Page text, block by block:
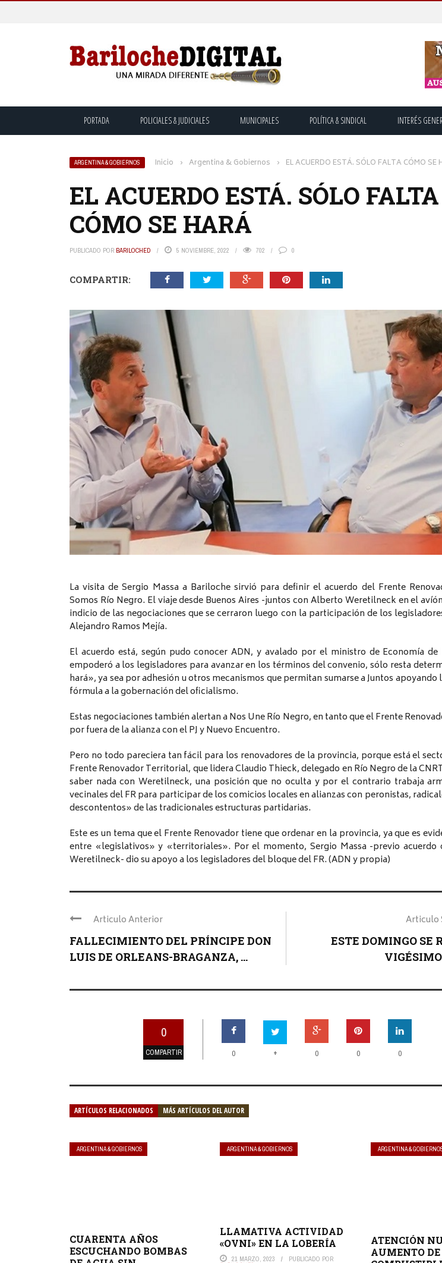
PORTADA POLICIALES & JUDICIALES MUNICIPALES POLÍTICA & SINDICAL INTERÉS
ARGENTINA & GOBIERNOS Inicio › Argentina & Gobiernos › EL ACUERDO ESTÁ. SÓLO FALTA CÓMO SE
EL ACUERDO ESTÁ. SÓLO FALTA
CÓMO SE HARÁ
PUBLICADO POR BARILOCHED 5 NOVIEMBRE, 2022 702 0
COMPARTIR:
La visita de Sergio Massa a Bariloche sirvió para definir el acuerdo del Frente
Somos Río Negro. El viaje desde Buenos Aires -juntos con Alberto Weretilneck en el
indicio de las negociaciones que se cerraron luego con la participación de los
Alejandro Ramos Mejía.
El acuerdo está, según pudo conocer ADN, y avalado por el ministro de Economía
empoderó a los legisladores para avanzar en los términos del convenio, sólo resta
hará», ya sea por adhesión u otros mecanismos que permitan sumarse a Juntos
fórmula a la gobernación del oficialismo.
Estas negociaciones también alertan a Nos Une Río Negro, en tanto que el Frente
por fuera de la alianza con el PJ y Nuevo Encuentro.
Pero no todo pareciera tan fácil para los renovadores de la provincia, porque está el
Frente Renovador Territorial, que lidera Claudio Thieck, delegado en Río Negro de la
saber nada con Weretilneck, una posición que no oculta y por el contrario trabaja
vecinales del FR para participar de los comicios locales en alianzas con peronistas,
descontentos» de las tradicionales estructuras partidarias.
Este es un tema que el Frente Renovador tiene que ordenar en la provincia, ya que es
entre «legislativos» y «territoriales». Por el momento, Sergio Massa -previo acuerdo
Weretilneck- dio su apoyo a los legisladores del bloque del FR. (ADN y propia)
Articulo Anterior
FALLECIMIENTO DEL PRÍNCIPE DON
LUIS DE ORLEANS-BRAGANZA, ...
Articulo
ESTE DOMINGO SE
0
COMPARTIR 0 + 0 0 0
ARTÍCULOS RELACIONADOS MÁS ARTÍCULOS DEL AUTOR
ARGENTINA & GOBIERNOS
CUARENTA AÑOS
ESCUCHANDO BOMBAS
ARGENTINA & GOBIERNOS
LLAMATIVA ACTIVIDAD
«OVNI» EN LA LOBERÍA
21 MARZO, 2023 PUBLICADO POR
ARGENTINA &
ATENCIÓN
AUMENTO DE